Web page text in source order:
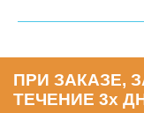
ПРИ ЗАКАЗЕ,
ТЕЧЕНИЕ 3х